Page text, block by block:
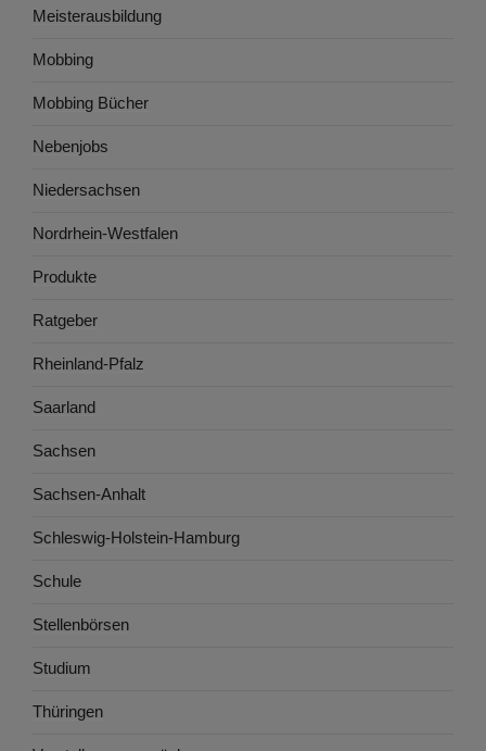
Meisterausbildung
Mobbing
Mobbing Bücher
Nebenjobs
Niedersachsen
Nordrhein-Westfalen
Produkte
Ratgeber
Rheinland-Pfalz
Saarland
Sachsen
Sachsen-Anhalt
Schleswig-Holstein-Hamburg
Schule
Stellenbörsen
Studium
Thüringen